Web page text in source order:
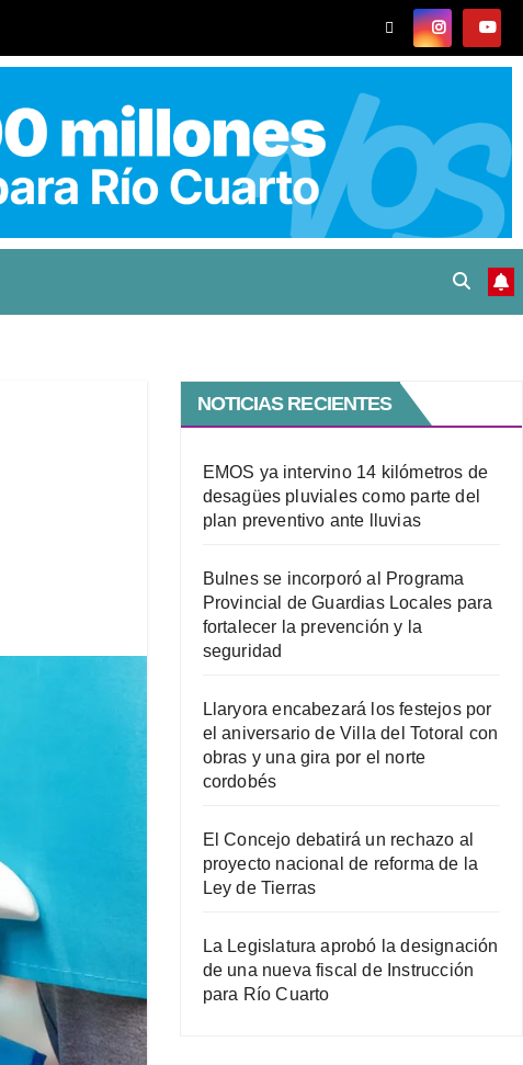
NOTICIAS RECIENTES
EMOS ya intervino 14 kilómetros de
desagües pluviales como parte del
plan preventivo ante lluvias
Bulnes se incorporó al Programa
Provincial de Guardias Locales para
fortalecer la prevención y la
seguridad
Llaryora encabezará los festejos por
el aniversario de Villa del Totoral con
obras y una gira por el norte
cordobés
El Concejo debatirá un rechazo al
proyecto nacional de reforma de la
Ley de Tierras
La Legislatura aprobó la designación
de una nueva fiscal de Instrucción
para Río Cuarto